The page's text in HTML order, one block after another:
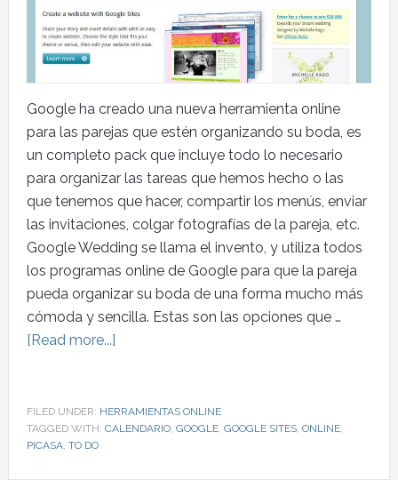
Google ha creado una nueva herramienta online
para las parejas que estén organizando su boda, es
un completo pack que incluye todo lo necesario
para organizar las tareas que hemos hecho o las
que tenemos que hacer, compartir los menús, enviar
las invitaciones, colgar fotografías de la pareja, etc.
Google Wedding se llama el invento, y utiliza todos
los programas online de Google para que la pareja
pueda organizar su boda de una forma mucho más
cómoda y sencilla. Estas son las opciones que …
[Read more...]
FILED UNDER: HERRAMIENTAS ONLINE
TAGGED WITH: CALENDARIO, GOOGLE, GOOGLE SITES, ONLINE,
PICASA, TO DO